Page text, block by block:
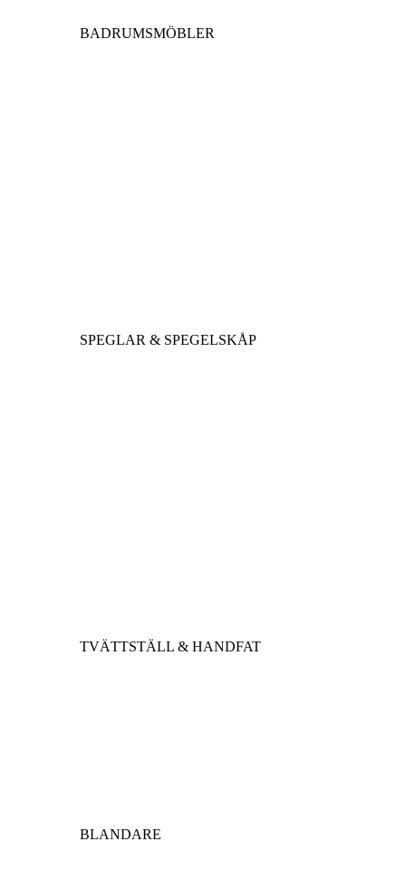
BADRUMSMÖBLER
SPEGLAR & SPEGELSKÅP
TVÄTTSTÄLL & HANDFAT
BLANDARE